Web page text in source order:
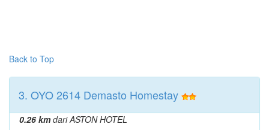
Back to Top
3. OYO 2614 Demasto Homestay
0.26 kmdari ASTON HOTEL